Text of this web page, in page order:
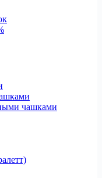
чашками